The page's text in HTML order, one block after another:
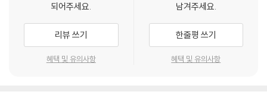
되어주세요.
리뷰 쓰기
혜택 및 유의사항
남겨주세요.
한줄평 쓰기
혜택 및 유의사항